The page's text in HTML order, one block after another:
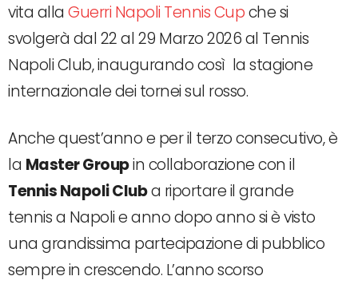
vita alla Guerri Napoli Tennis Cupche si
svolgerà dal 22 al 29 Marzo 2026 al Tennis
Napoli Club, inaugurando così la stagione
internazionale dei tornei sul rosso.
Anche quest’anno e per il terzo consecutivo, è
la Master Groupin collaborazione con il
Tennis Napoli Cluba riportare il grande
tennis a Napoli e anno dopo anno si è visto
una grandissima partecipazione di pubblico
sempre in crescendo. L’anno scorso